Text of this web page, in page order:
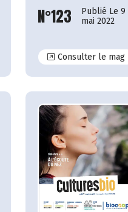
N°123
Publié Le 9
mai 2022
Consulter le mag